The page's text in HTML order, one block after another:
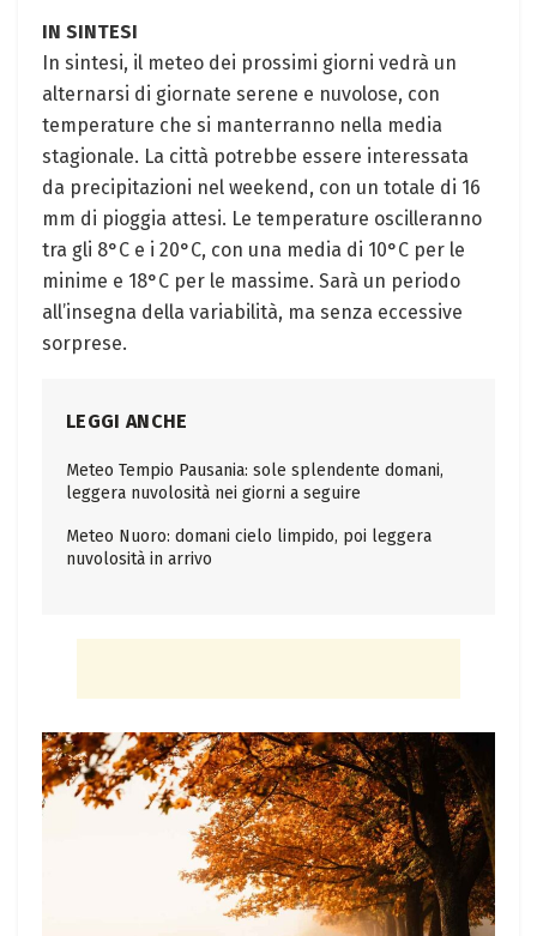
IN SINTESI
In sintesi, il meteo dei prossimi giorni vedrà un
alternarsi di giornate serene e nuvolose, con
temperature che si manterranno nella media
stagionale. La città potrebbe essere interessata
da precipitazioni nel weekend, con un totale di 16
mm di pioggia attesi. Le temperature oscilleranno
tra gli 8°C e i 20°C, con una media di 10°C per le
minime e 18°C per le massime. Sarà un periodo
all’insegna della variabilità, ma senza eccessive
sorprese.
LEGGI ANCHE
Meteo Tempio Pausania: sole splendente domani,
leggera nuvolosità nei giorni a seguire
Meteo Nuoro: domani cielo limpido, poi leggera
nuvolosità in arrivo